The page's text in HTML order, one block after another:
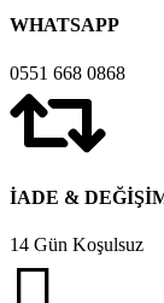
WHATSAPP
0551 668 0868
İADE &
14 Gün Koşulsuz